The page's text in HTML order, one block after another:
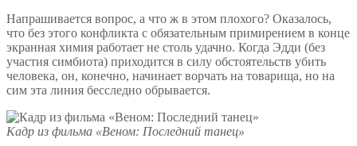
Напрашивается вопрос, а что ж в этом плохого? Оказалось,
что без этого конфликта с обязательным примирением в конце
экранная химия работает не столь удачно. Когда Эдди (без
участия симбиота) приходится в силу обстоятельств убить
человека, он, конечно, начинает ворчать на товарища, но на
сим эта линия бесследно обрывается.
Кадр из фильма «Веном: Последний танец»